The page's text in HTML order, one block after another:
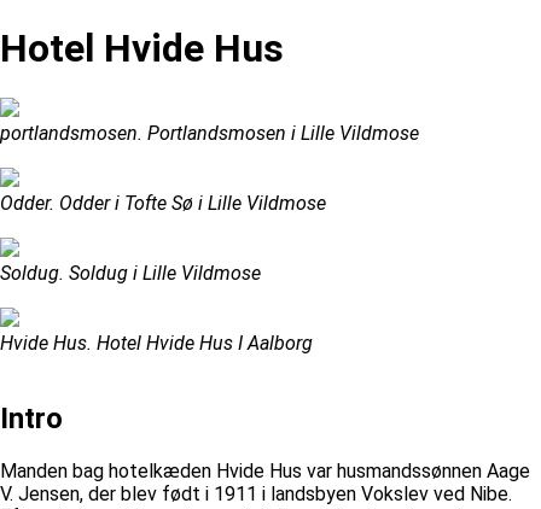
Hotel Hvide Hus
portlandsmosen. Portlandsmosen i Lille Vildmose
Odder. Odder i Tofte Sø i Lille Vildmose
Soldug. Soldug i Lille Vildmose
Hvide Hus. Hotel Hvide Hus I Aalborg
Intro
Manden bag hotelkæden Hvide Hus var husmandssønnen Aage
V. Jensen, der blev født i 1911 i landsbyen Vokslev ved Nibe.